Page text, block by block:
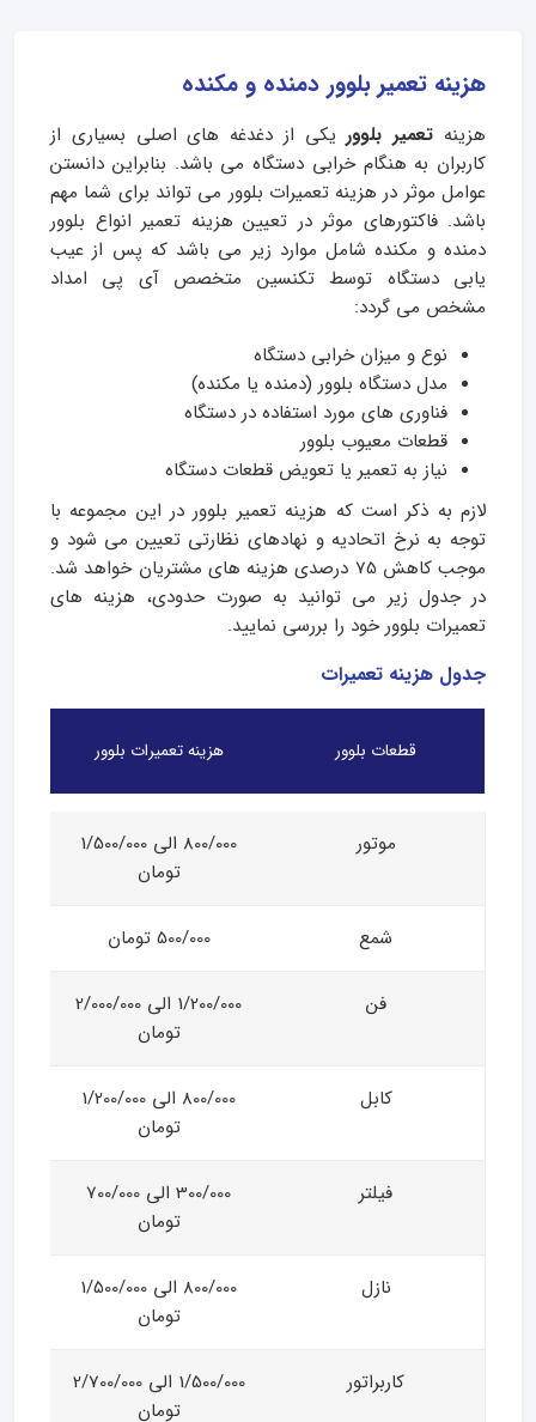
هزینه تعمیر بلوور دمنده و مکنده
هزینه تعمیر بلووریکی از دغدغه های اصلی بسیاری از
کاربران به هنگام خرابی دستگاه می باشد. بنابراین دانستن
عوامل موثر در هزینه تعمیرات بلوور می تواند برای شما مهم
باشد. فاکتورهای موثر در تعیین هزینه تعمیر انواع بلوور
دمنده و مکنده شامل موارد زیر می باشد که پس از عیب
یابی دستگاه توسط تکنسین متخصص آی پی امداد
مشخص می گردد:
نوع و میزان خرابی دستگاه
مدل دستگاه بلوور (دمنده یا مکنده)
فناوری های مورد استفاده در دستگاه
قطعات معیوب بلوور
نیاز به تعمیر یا تعویض قطعات دستگاه
لازم به ذکر است که هزینه تعمیر بلوور در این مجموعه با
توجه به نرخ اتحادیه و نهادهای نظارتی تعیین می شود و
موجب کاهش 75 درصدی هزینه های مشتریان خواهد شد.
در جدول زیر می توانید به صورت حدودی، هزینه های
تعمیرات بلوور خود را بررسی نمایید.
جدول هزینه تعمیرات
قطعات بلوور هزینه تعمیرات بلوور
موتور
800/000 الی 1/500/000
تومان
شمع 500/000 تومان
فن
1/200/000 الی 2/000/000
تومان
کابل
800/000 الی 1/200/000
تومان
فیلتر
300/000 الی 700/000
تومان
نازل
800/000 الی 1/500/000
تومان
کاربراتور
1/500/000 الی 2/700/000
تومان